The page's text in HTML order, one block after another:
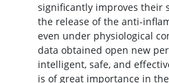
significantly improves their
the release of the anti-
even under physiological
data obtained open new
intelligent, safe, and
is of great importance in